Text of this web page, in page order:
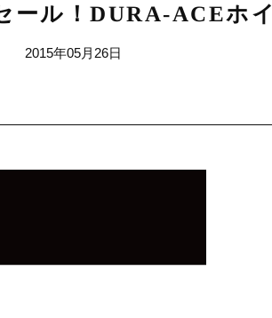
ール！DURA-ACEホ
2015年05月26日